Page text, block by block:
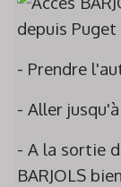
- Prendre
- Aller jusqu'à
- A la sortie
BARJOLS